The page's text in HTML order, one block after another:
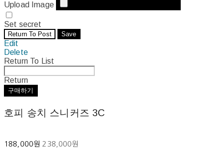
Upload Image
Set secret
Return To Post Save
Edit
Delete
Return To List
Return
구매하기
호피 송치 스니커즈 3C
188,000원 238,000원